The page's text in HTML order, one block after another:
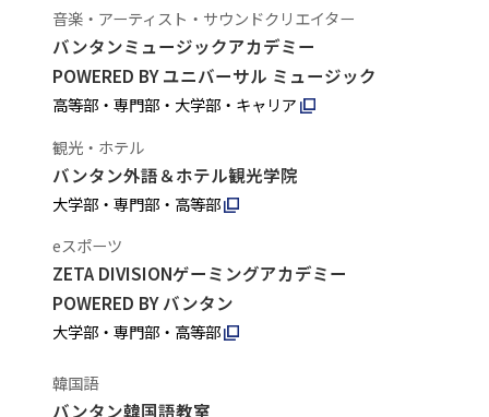
音楽・アーティスト・サウンドクリエイター
バンタンミュージックアカデミー
POWERED BY ユニバーサル ミュージック
高等部・専門部・大学部・キャリア
観光・ホテル
バンタン外語＆ホテル観光学院
大学部・専門部・高等部
eスポーツ
ZETA DIVISIONゲーミングアカデミー
POWERED BY バンタン
大学部・専門部・高等部
韓国語
バンタン韓国語教室